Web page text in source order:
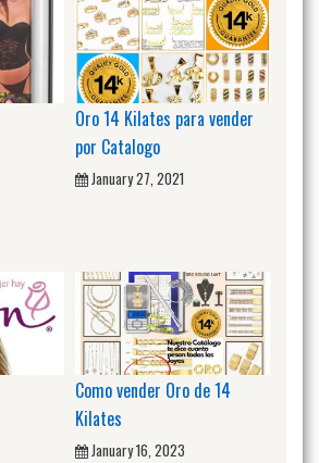
Oro 14 Kilates para vender
por Catalogo
January 27, 2021
Como vender Oro de 14
Kilates
January 16, 2023